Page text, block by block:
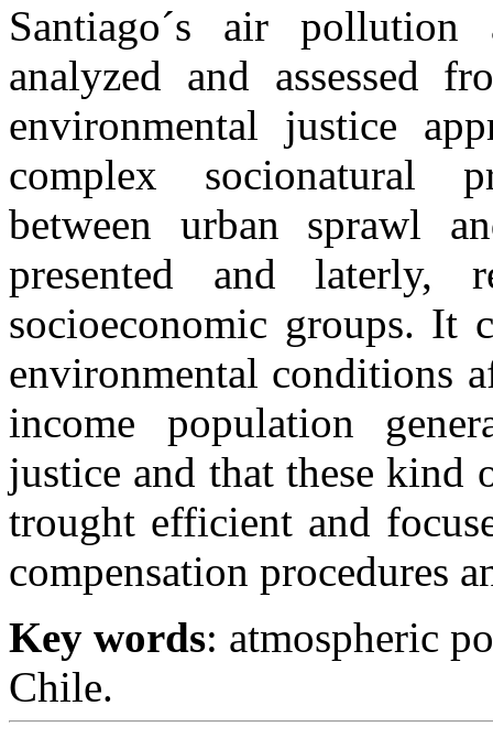
Santiago´s air pollution
analyzed and assessed
environmental justice
complex socionatural
between urban sprawl
presented and
socioeconomic groups. It
environmental conditions
income population
justice and that these kind
trought efficient and
compensation procedures
Key words: atmospheric
Chile.